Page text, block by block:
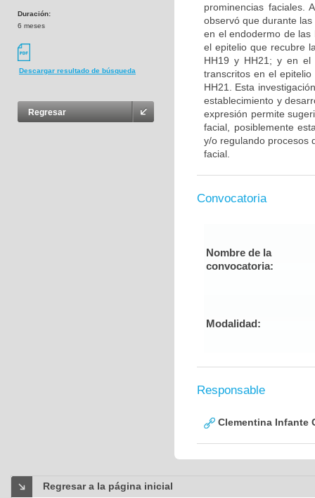
Duración:
6 meses
Descargar resultado de búsqueda
Regresar
prominencias faciales.
observó que durante
en el endodermo de las
el epitelio que recubre
HH19 y HH21; y en el
transcritos en el
HH21. Esta
establecimiento y
expresión permite
facial, posiblemente
y/o regulando procesos
facial.
Convocatoria
Nombre de la
convocatoria:
Modalidad:
Responsable
Clementina Infante
Regresar a la página inicial